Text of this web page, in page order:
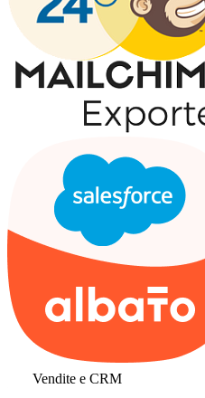
Vendite e CRM